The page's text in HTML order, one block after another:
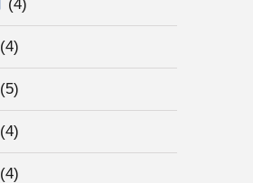
(4)
(4)
(5)
(4)
(4)